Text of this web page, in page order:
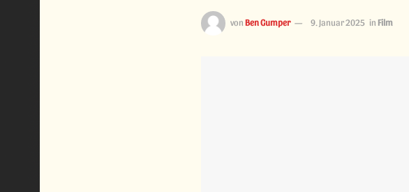
von Ben Gumper 9. Januar 2025 in Film